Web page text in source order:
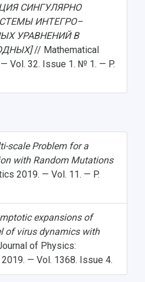
состав
деятельность
научные коллективы
кадров
должностей научных
темы
СИНГУЛЯРНО
ИНТЕГРО–
УРАВНЕНИЙ В
// Mathematical
Vol. 32. Issue 1. № 1. — P.
scale Problem for a
with Random Mutations
2019. — Vol. 11. — P.
expansions of
of virus dynamics with
of Physics:
— Vol. 1368. Issue 4.